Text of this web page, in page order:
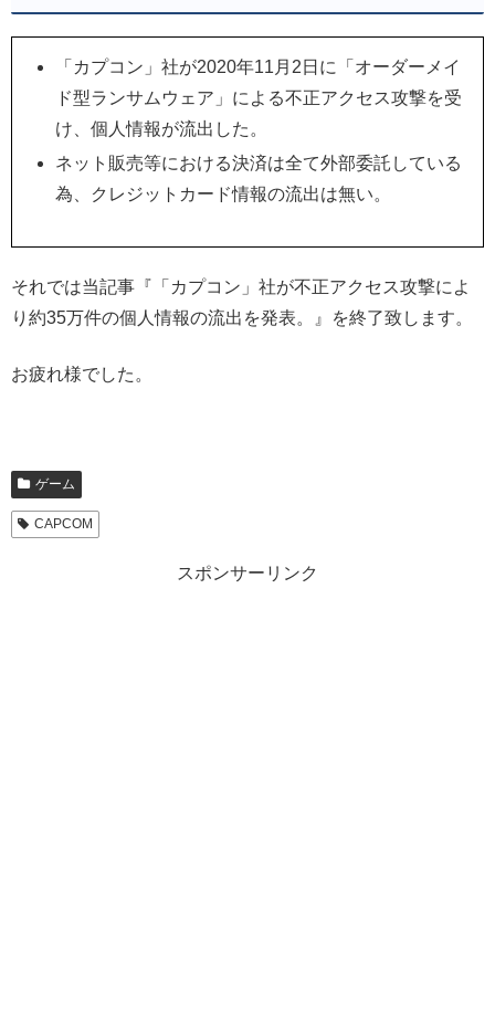
「カプコン」社が2020年11月2日に「オーダーメイ
ド型ランサムウェア」による不正アクセス攻撃を受
け、個人情報が流出した。
ネット販売等における決済は全て外部委託している
為、クレジットカード情報の流出は無い。
それでは当記事『「カプコン」社が不正アクセス攻撃によ
り約35万件の個人情報の流出を発表。』を終了致します。
お疲れ様でした。
ゲーム
CAPCOM
スポンサーリンク